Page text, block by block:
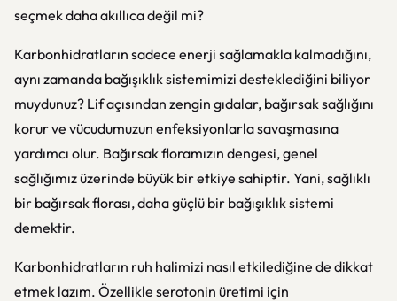
seçmek daha akıllıca değil mi?
Karbonhidratların sadece enerji sağlamakla kalmadığını,
aynı zamanda bağışıklık sistemimizi desteklediğini biliyor
muydunuz? Lif açısından zengin gıdalar, bağırsak sağlığını
korur ve vücudumuzun enfeksiyonlarla savaşmasına
yardımcı olur. Bağırsak floramızın dengesi, genel
sağlığımız üzerinde büyük bir etkiye sahiptir. Yani, sağlıklı
bir bağırsak florası, daha güçlü bir bağışıklık sistemi
demektir.
Karbonhidratların ruh halimizi nasıl etkilediğine de dikkat
etmek lazım. Özellikle serotonin üretimi için